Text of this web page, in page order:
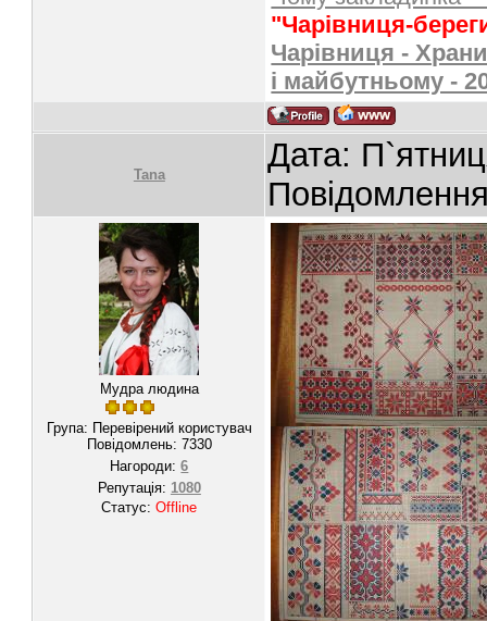
"Чарівниця-
Чарівниця -
і майбутньому -
Tana
Дата:
Мудра людина
Група: Перевірений користувач
Повідомлень: 7330
Нагороди:6
Репутація: 1080
Статус:Offline